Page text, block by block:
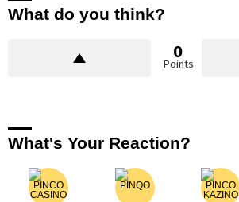
What do you think?
0
Points
What's Your Reaction?